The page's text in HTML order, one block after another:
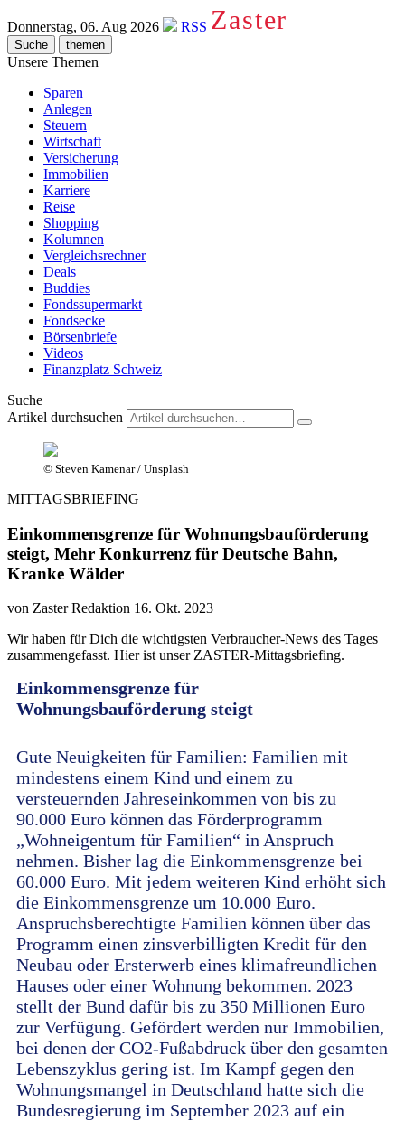
Donnerstag, 06. Aug 2026 RSS Zaster
Suche themen
Unsere Themen
Sparen
Anlegen
Steuern
Wirtschaft
Versicherung
Immobilien
Karriere
Reise
Shopping
Kolumnen
Vergleichsrechner
Deals
Buddies
Fondssupermarkt
Fondsecke
Börsenbriefe
Videos
Finanzplatz Schweiz
Suche
Artikel durchsuchen
© Steven Kamenar / Unsplash
MITTAGSBRIEFING
Einkommensgrenze für Wohnungsbauförderung
steigt, Mehr Konkurrenz für Deutsche Bahn,
Kranke Wälder
von Zaster Redaktion 16. Okt. 2023
Wir haben für Dich die wichtigsten Verbraucher-News des Tages
zusammengefasst. Hier ist unser ZASTER-Mittagsbriefing.
Einkommensgrenze für
Wohnungsbauförderung steigt
Gute Neuigkeiten für Familien: Familien mit
mindestens einem Kind und einem zu
versteuernden Jahreseinkommen von bis zu
90.000 Euro können das Förderprogramm
„Wohneigentum für Familien“ in Anspruch
nehmen. Bisher lag die Einkommensgrenze bei
60.000 Euro. Mit jedem weiteren Kind erhöht sich
die Einkommensgrenze um 10.000 Euro.
Anspruchsberechtigte Familien können über das
Programm einen zinsverbilligten Kredit für den
Neubau oder Ersterwerb eines klimafreundlichen
Hauses oder einer Wohnung bekommen. 2023
stellt der Bund dafür bis zu 350 Millionen Euro
zur Verfügung. Gefördert werden nur Immobilien,
bei denen der CO2-Fußabdruck über den gesamten
Lebenszyklus gering ist. Im Kampf gegen den
Wohnungsmangel in Deutschland hatte sich die
Bundesregierung im September 2023 auf ein